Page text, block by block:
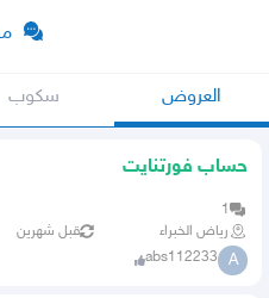
العروض سكوب
حساب فورتنايت
1
رياض الخبراء
قبل شهرين
A
abs112233